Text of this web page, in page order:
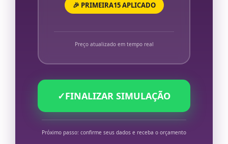
🎉 PRIMEIRA15 APLICADO
Preço atualizado em tempo real
✓FINALIZAR SIMULAÇÃO
Próximo passo: confirme seus dados e receba o orçamento